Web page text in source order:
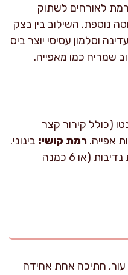
לאורחים לשתוק
נוספת. השילוב בין בצק
וסלמון עסיסי יוצר ביס
שמריח כמו מאפייה.
נטו (כולל קירור קצר
רמת קושי: בינוני.
4 מנות עיקריות נדיבות (או 6 כמנה
עור, חתיכה אחת אחידה